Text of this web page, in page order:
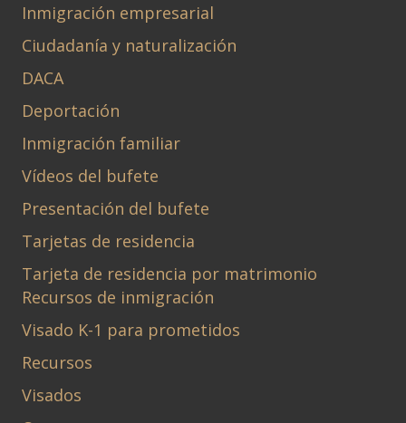
Inmigración empresarial
Ciudadanía y naturalización
DACA
Deportación
Inmigración familiar
Vídeos del bufete
Presentación del bufete
Tarjetas de residencia
Tarjeta de residencia por matrimonio
Recursos de inmigración
Visado K-1 para prometidos
Recursos
Visados